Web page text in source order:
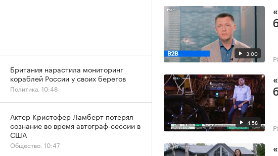
3:00
4:58
Британия нарастила мониторинг
кораблей России у своих берегов
Политика, 10:48
Актер Кристофер Ламберт потерял
сознание во время автограф-сессии в
США
Общество, 10:47